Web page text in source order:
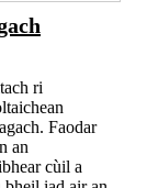
ri
Faodar
an
cùil a